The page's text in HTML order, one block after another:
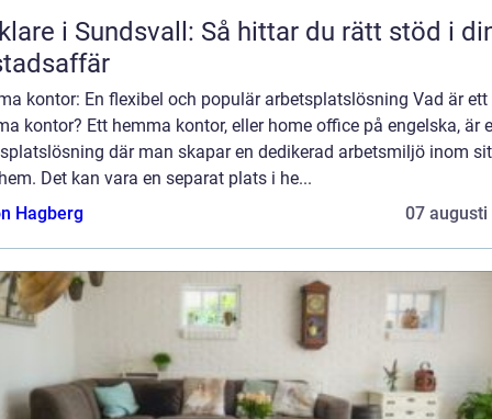
i Sundsvall: Så hittar du rätt stöd i
kontor: En flexibel och populär arbetsplatslösning Vad är ett
kontor? Ett hemma kontor, eller home office på engelska, är
där man skapar en dedikerad arbetsmiljö inom
Det kan vara en separat plats i he...
Hagberg
07 augusti